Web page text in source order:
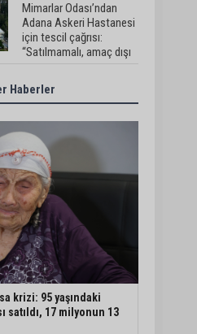
Mimarlar Odası’ndan
Adana Askeri Hastanesi
için tescil çağrısı:
“Satılmamalı, amaç dışı
CHP Adana Milletvekili
Dr. Müzeyyen Şevkin:
“Ortadoğu’da kalıcı barış
ve iş birliği sağlanmalı”
AOSB’de üniversite-
sanayi iş birliği toplantısı
gerçekleştirildi
CHP Adana’da ilçe
başkanlığı atamaları
netleşiyor
Haberler
krizi: 95 yaşındaki
satıldı, 17 milyonun 13